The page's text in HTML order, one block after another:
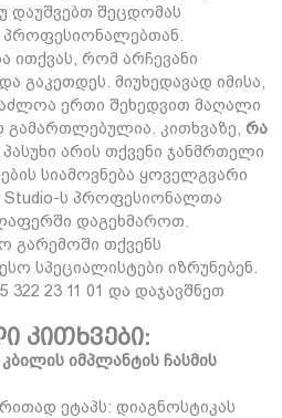
დაუშვებთ შეცდომას
პროფესიონალებთან.
ითქვას, რომ არჩევანი
გაკეთდეს. მიუხედავად იმისა,
ერთი შეხედვით მაღალი
კითხვაზე, რა
პასუხი არის თქვენი ჯანმრთელი
სიამოვნება ყოველგვარი
Studio-ს პროფესიონალთა
დაგეხმაროთ.
გარემოში თქვენს
სპეციალისტები იზრუნებენ.
23 11 01 და დაჯავშნეთ
კითხვები:
იმპლანტის ჩასმის
ეტაპს: დიაგნოსტიკას